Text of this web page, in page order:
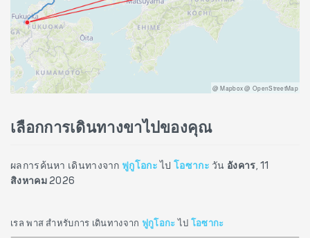
@ Mapbox @ OpenStreetMap
เลือกการเดินทางขาไปของคุณ
ผลการค้นหา เดินทางจาก ฟูกูโอกะ ไป โอซากะ วัน อังคาร, 11
สิงหาคม 2026
เรล พาส สำหรับการ เดินทางจาก ฟูกูโอกะ ไป โอซากะ